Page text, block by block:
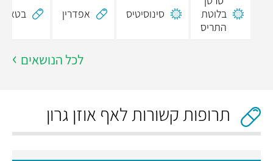
בלוטת
התריס
סינוסיטיס אפדרין
לכל הנושאים
תרופות קשורות לאף אוזן גרון